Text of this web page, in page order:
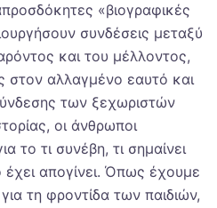
«βιογραφικές
συνδέσεις μεταξύ
και του μέλλοντος,
στον αλλαγμένο εαυτό και
των ξεχωριστών
οι άνθρωποι
το τι συνέβη, τι σημαίνει
απογίνει. Όπως έχουμε
τη φροντίδα των παιδιών,